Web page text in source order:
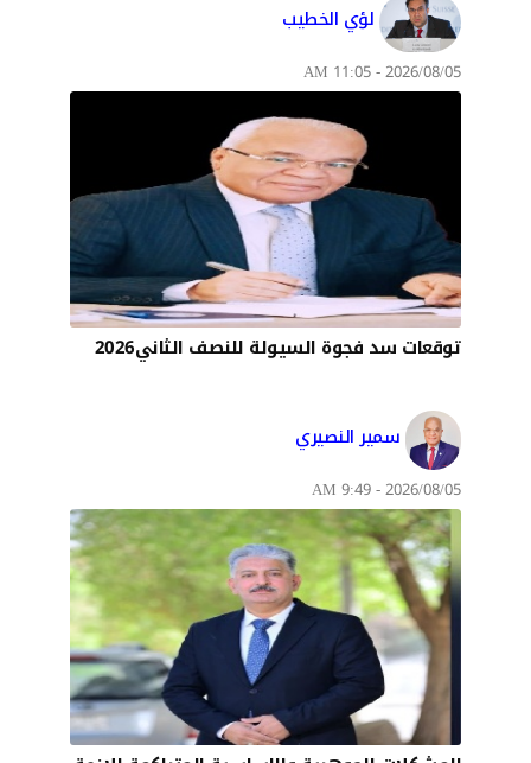
لؤي الخطيب
2026/08/05 - 11:05 AM
توقعات سد فجوة السيولة للنصف الثاني2026
سمير النصيري
2026/08/05 - 9:49 AM